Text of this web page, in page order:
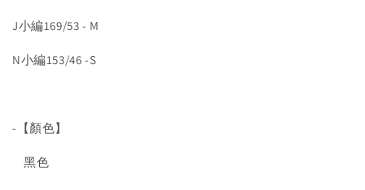
J小編169/53 - M
N小編153/46 -S
-【顏色】
黑色